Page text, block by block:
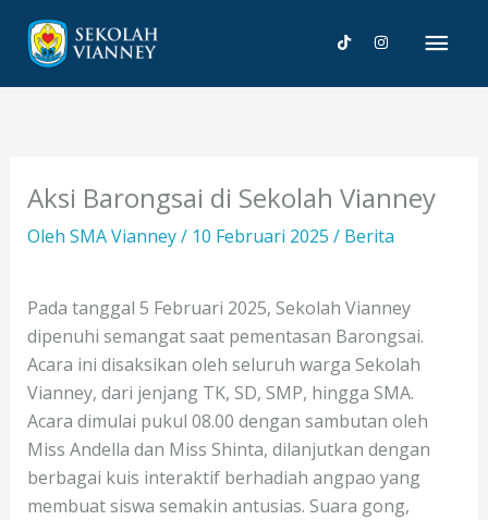
konten
Aksi Barongsai di Sekolah Vianney
Oleh SMA Vianney/ 10 Februari 2025 / Berita
Pada tanggal 5 Februari 2025, Sekolah Vianney
dipenuhi semangat saat pementasan Barongsai.
Acara ini disaksikan oleh seluruh warga Sekolah
Vianney, dari jenjang TK, SD, SMP, hingga SMA.
Acara dimulai pukul 08.00 dengan sambutan oleh
Miss Andella dan Miss Shinta, dilanjutkan dengan
berbagai kuis interaktif berhadiah angpao yang
membuat siswa semakin antusias. Suara gong,